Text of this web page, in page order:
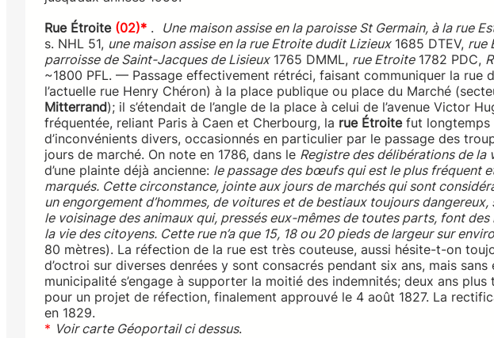
Rue Étroite (02)* . Une maison assise en la paroisse St Germain, à la rue
s. NHL 51, une maison assise en la rue Etroite dudit Lizieux1685 DTEV, rue
parroisse de Saint-Jacques de Lisieux1765 DMML, rue Etroite1782 PDC,
~1800 PFL. — Passage effectivement rétréci, faisant communiquer la rue
l’actuelle rue Henry Chéron) à la place publique ou place du Marché
Mitterrand); il s’étendait de l’angle de la place à celui de l’avenue Victor
fréquentée, reliant Paris à Caen et Cherbourg, la rue Étroitefut longtemps
d’inconvénients divers, occasionnés en particulier par le passage des
jours de marché. On note en 1786, dans le Registre des délibérations de la
d’une plainte déjà ancienne: le passage des bœufs qui est le plus fréquent
marqués. Cette circonstance, jointe aux jours de marchés qui sont
un engorgement d’hommes, de voitures et de bestiaux toujours
le voisinage des animaux qui, pressés eux-mêmes de toutes parts, font
la vie des citoyens. Cette rue n’a que 15, 18 ou 20 pieds de largeur sur
80 mètres). La réfection de la rue est très couteuse, aussi hésite-t-on
d’octroi sur diverses denrées y sont consacrés pendant six ans, mais sans
municipalité s’engage à supporter la moitié des indemnités; deux ans
pour un projet de réfection, finalement approuvé le 4 août 1827. La
en 1829.
* Voir carte Géoportail ci dessus.